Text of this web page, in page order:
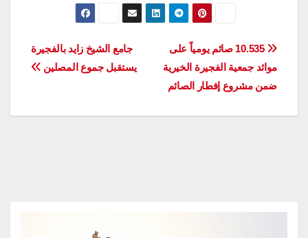
تصفّح
المقالات
جامع الشيخ زايد بالفجيرة
يستقبل جموع المصلين
10.535 صائم يومياً على
موائد جمعية الفجيرة الخيرية
ضمن مشروع إفطار الصائم